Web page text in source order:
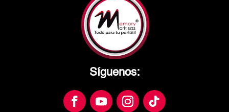
Síguenos: